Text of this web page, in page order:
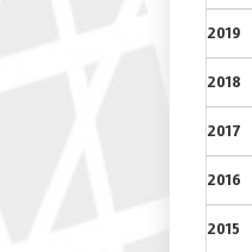
2019
2018
2017
2016
2015